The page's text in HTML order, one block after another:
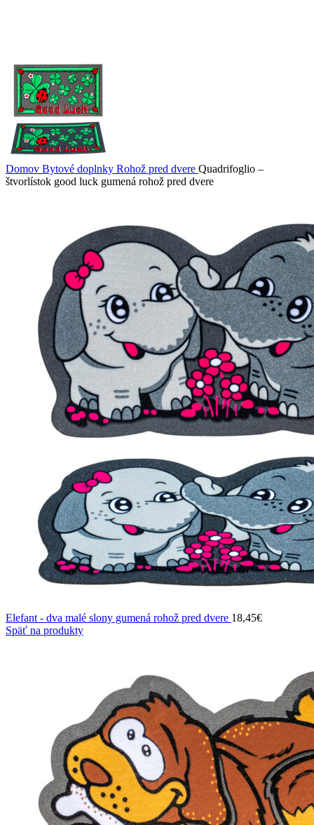
Domov Bytové doplnky Rohož pred dvere Quadrifoglio –
štvorlístok good luck gumená rohož pred dvere
Elefant - dva malé slony gumená rohož pred dvere 18,45€
Späť na produkty